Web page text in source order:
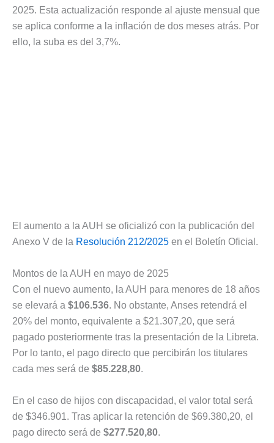
2025. Esta actualización responde al ajuste mensual que
se aplica conforme a la inflación de dos meses atrás. Por
ello, la suba es del 3,7%.
El aumento a la AUH se oficializó con la publicación del
Anexo V de la Resolución 212/2025 en el Boletín Oficial.
Montos de la AUH en mayo de 2025
Con el nuevo aumento, la AUH para menores de 18 años
se elevará a $106.536. No obstante, Anses retendrá el
20% del monto, equivalente a $21.307,20, que será
pagado posteriormente tras la presentación de la Libreta.
Por lo tanto, el pago directo que percibirán los titulares
cada mes será de $85.228,80.
En el caso de hijos con discapacidad, el valor total será
de $346.901. Tras aplicar la retención de $69.380,20, el
pago directo será de $277.520,80.